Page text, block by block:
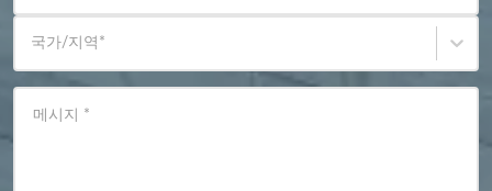
국가/지역 *
메시지 *